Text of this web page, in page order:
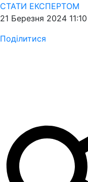
СТАТИ ЕКСПЕРТОМ
21 Березня 2024 11:10
Поділитися